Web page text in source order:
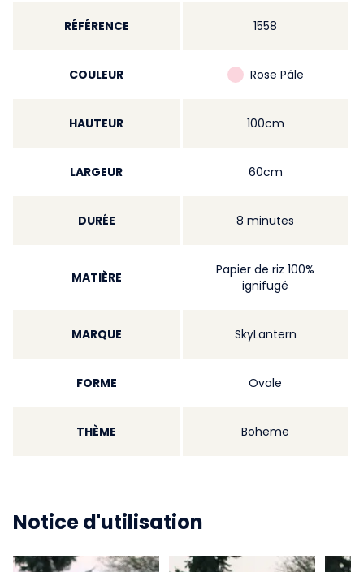
RÉFÉRENCE 1558
COULEUR Rose Pâle
HAUTEUR 100cm
LARGEUR 60cm
DURÉE 8 minutes
MATIÈRE
Papier de riz 100%
ignifugé
MARQUE SkyLantern
FORME Ovale
THÈME Boheme
Notice d'utilisation